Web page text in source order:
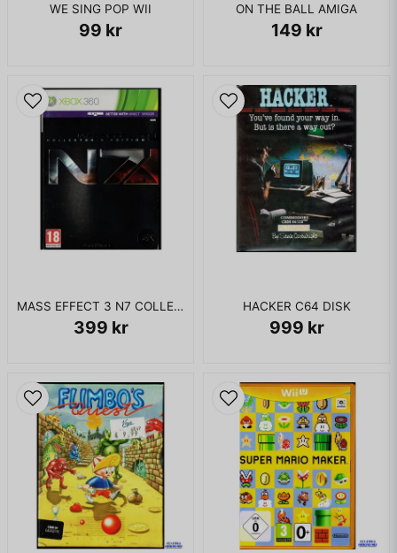
WE SING POP WII
99 kr
ON THE BALL AMIGA
149 kr
MASS EFFECT 3 N7 COLLECTORS EDITION XBOX 360
399 kr
HACKER C64 DISK
999 kr